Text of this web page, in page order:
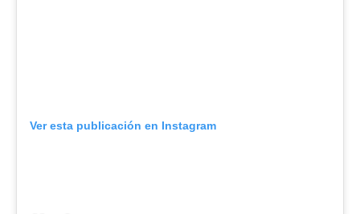
Ver esta publicación en Instagram